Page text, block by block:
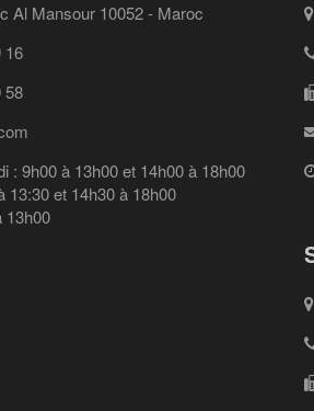
Al Mansour 10052 - Maroc
16
58
: 9h00 à 13h00 et 14h00 à 18h00
13:30 et 14h30 à 18h00
13h00